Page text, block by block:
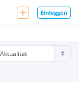
Einloggen